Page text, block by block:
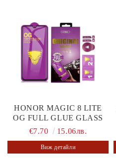
HONOR MAGIC 8 LITE
OG FULL GLUE GLASS
€7.70
15.06лв.
Виж детайли